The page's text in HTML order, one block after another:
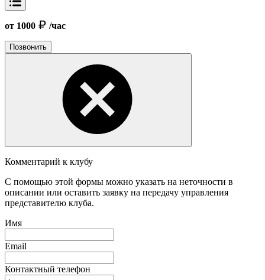
от 1000 /час
Позвонить
Комментарий к клубу
С помощью этой формы можно указать на неточности в
описании или оставить заявку на передачу управления
представителю клуба.
Имя
Email
Контактный телефон